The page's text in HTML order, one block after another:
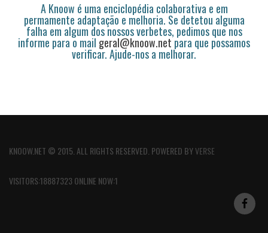
A Knoow é uma enciclopédia colaborativa e em
permamente adaptação e melhoria. Se detetou alguma
falha em algum dos nossos verbetes, pedimos que nos
informe para o mail geral@knoow.netpara que possamos
verificar. Ajude-nos a melhorar.
KNOOW.NET © 2015. ALL RIGHTS RESERVED. POWERED BYVERSE
VISITORS:18887323 ONLINE NOW:1